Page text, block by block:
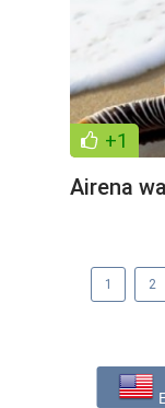
+1
Airena
1 2